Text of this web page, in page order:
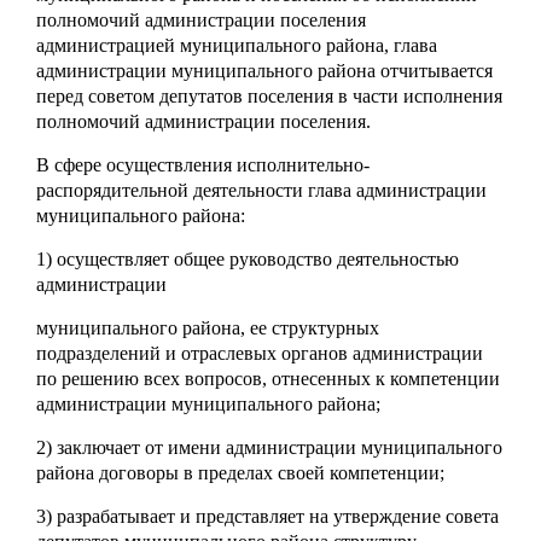
полномочий администрации поселения
администрацией муниципального района, глава
администрации муниципального района отчитывается
перед советом депутатов поселения в части исполнения
полномочий администрации поселения.
В сфере осуществления исполнительно-
распорядительной деятельности глава администрации
муниципального района:
1) осуществляет общее руководство деятельностью
администрации
муниципального района, ее структурных
подразделений и отраслевых органов администрации
по решению всех вопросов, отнесенных к компетенции
администрации муниципального района;
2) заключает от имени администрации муниципального
района договоры в пределах своей компетенции;
3) разрабатывает и представляет на утверждение совета